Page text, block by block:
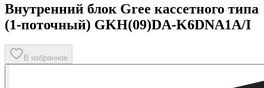
Внутренний блок Gree кассетного типа
(1-поточный) GKH(09)DA-K6DNA1A/I
В избранное